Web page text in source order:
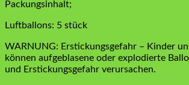
Packungsinhalt;
Luftballons: 5 stück
WARNUNG: Erstickungsgefahr – Kinder
können aufgeblasene oder explodierte
und Erstickungsgefahr verursachen.